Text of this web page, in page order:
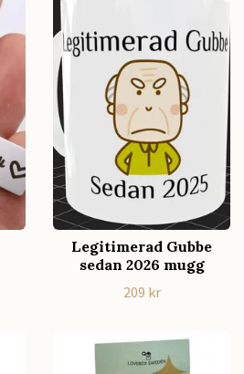
Legitimerad Gubbe
sedan 2026 mugg
209 kr